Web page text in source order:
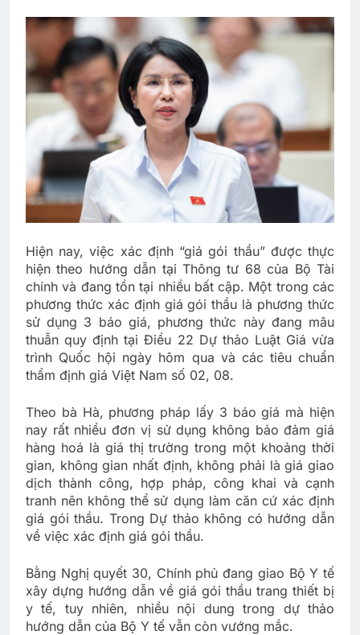
Hiện nay, việc xác định “giá gói thầu” được thực
hiện theo hướng dẫn tại Thông tư 68 của Bộ Tài
chính và đang tồn tại nhiều bất cập. Một trong các
phương thức xác định giá gói thầu là phương thức
sử dụng 3 báo giá, phương thức này đang mâu
thuẫn quy định tại Điều 22 Dự thảo Luật Giá vừa
trình Quốc hội ngày hôm qua và các tiêu chuẩn
thẩm định giá Việt Nam số 02, 08.
Theo bà Hà, phương pháp lấy 3 báo giá mà hiện
nay rất nhiều đơn vị sử dụng không bảo đảm giá
hàng hoá là giá thị trường trong một khoảng thời
gian, không gian nhất định, không phải là giá giao
dịch thành công, hợp pháp, công khai và cạnh
tranh nên không thể sử dụng làm căn cứ xác định
giá gói thầu. Trong Dự thảo không có hướng dẫn
về việc xác định giá gói thầu.
Bằng Nghị quyết 30, Chính phủ đang giao Bộ Y tế
xây dựng hướng dẫn về giá gói thầu trang thiết bị
y tế, tuy nhiên, nhiều nội dung trong dự thảo
hướng dẫn của Bộ Y tế vẫn còn vướng mắc.